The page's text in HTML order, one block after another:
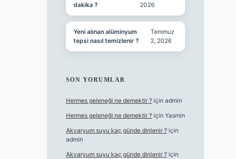
dakika ?
2026
Yeni alınan alüminyum
tepsi nasıl temizlenir ?
Temmuz
2, 2026
SON YORUMLAR
Hermes geleneği ne demektir ?için admin
Hermes geleneği ne demektir ?için Yasmin
Akvaryum suyu kaç günde dinlenir ?için
admin
Akvaryum suyu kaç günde dinlenir ?için